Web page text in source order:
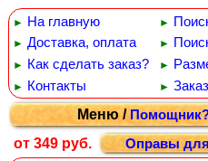
► На главную ►
► Доставка, оплата ►
► Как сделать заказ? ►
► Контакты ►
Меню /
от 349 руб.
Оправы